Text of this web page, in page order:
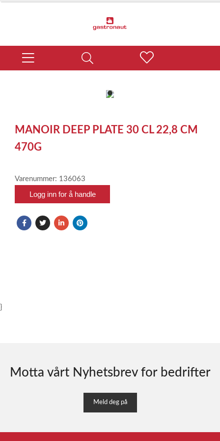
item
of
1
MANOIR DEEP PLATE 30 CL 22,8 CM
470G
Varenummer: 136063
Logg inn for å handle
}
Motta vårt Nyhetsbrev for bedrifter
Meld deg på